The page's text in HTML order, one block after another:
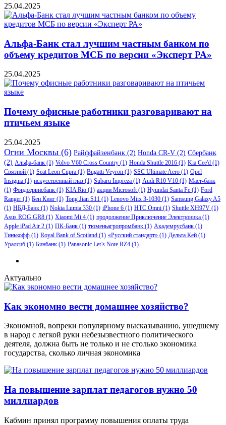
25.04.2025
Альфа-Банк стал лучшим частным банком по
объему кредитов МСБ по версии «Эксперт РА»
25.04.2025
Почему офисные работники разговаривают на
птичьем языке
25.04.2025
Огни Москвы (6) Райффайзенбанк (2) Honda CR-V (2) Сбербанк
(2) Альфа-банк (1) Volvo V60 Cross Country (1) Honda Shuttle 2016 (1) Kia Cee'd (1)
Связной (1) Seat Leon Cupra (1) Bugatti Veyron (1) SSC Ultimate Aero (1) Opel
Insignia (1) искусственный глаз (1) Subaru Impreza (1) Audi R10 V10 (1) Маст-банк
(1) Фондсервисбанк (1) KIA Rio (1) акции Microsoft(1) Hyundai Santa Fe (1) Ford
Ranger (1) Бен Кинг (1) Tong Jian S11 (1) Lenovo Miix 3-1030 (1) Samsung Galaxy A5
(1) НБД-Банк (1) Nokia Lumia 330 (1) iPhone 6 (1) HTC Omni (1) Shuttle XH97V (1)
Asus ROG GR8 (1) Xiaomi Mi 4 (1) продолжение Приключение Электроника (1)
Apple iPad Air 2 (1) ПК-Банк (1) тюменьагропромбанк (1) Академрусбанк (1)
Тинькофф (1) Royal Bank of Scotland (1) «Русский стандарт» (1) Дельта Кей (1)
Уралсиб (1) Бинбанк (1) Panasonic Let’s Note RZ4 (1)
Актуально
Как экономно вести домашнее хозяйство?
Экономной, вопреки популярному высказыванию, ушедшему
в народ с легкой руки небезызвестного политического
деятеля, должна быть не только и не столько экономика
государства, сколько личная экономика
На повышение зарплат педагогов нужно 50
миллиардов
Кабмин принял программу повышения оплаты труда